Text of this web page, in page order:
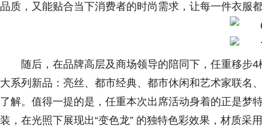
品质，又能贴合当下消费者的时尚需求，让每一件衣服
随后，在品牌高层及商场领导的陪同下，任重移步
大系列新品：亮丝、都市经典、都市休闲和艺术家联名
了解。值得一提的是，任重本次出席活动身着的正是
装，在光照下展现出“变色龙” 的独特色彩效果，材质采